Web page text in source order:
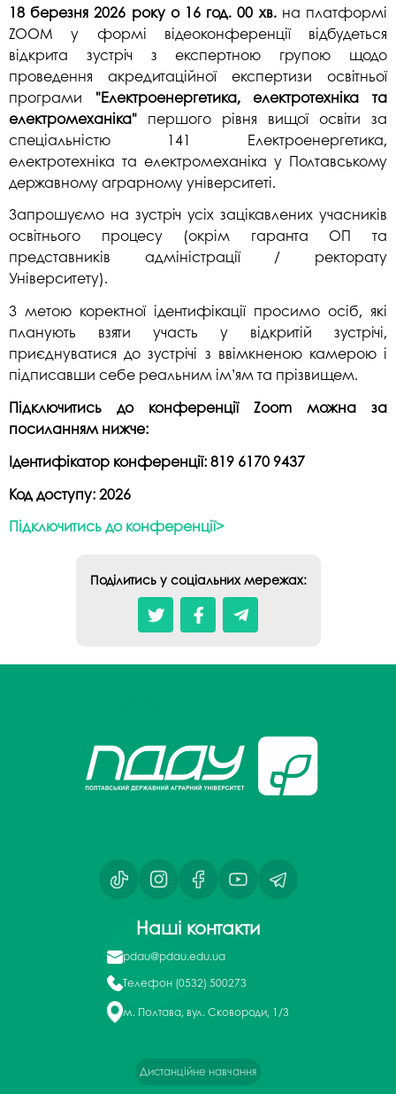
18 березня 2026 року о 16 год. 00 хв.на платформі
ZOOM у формі відеоконференції відбудеться
відкрита зустріч з експертною групою щодо
проведення акредитаційної експертизи освітньої
програми "Електроенергетика, електротехніка та
електромеханіка" першого рівня вищої освіти за
спеціальністю 141 Електроенергетика,
електротехніка та електромеханіка у Полтавському
державному аграрному університеті.
Запрошуємо на зустріч усіх зацікавлених учасників
освітнього процесу (окрім гаранта ОП та
представників адміністрації / ректорату
Університету).
З метою коректної ідентифікації просимо осіб, які
планують взяти участь у відкритій зустрічі,
приєднуватися до зустрічі з ввімкненою камерою і
підписавши себе реальним ім’ям та прізвищем.
Підключитись до конференції Zoom можна за
посиланням нижче:
Ідентифікатор конференції: 819 6170 9437
Код доступу: 2026
Підключитись до конференції>
Поділитись у соціальних мережах:
Наші контакти
pdau@pdau.edu.ua
Телефон (0532) 500273
м. Полтава, вул. Сковороди, 1/3
Дистанційне навчання